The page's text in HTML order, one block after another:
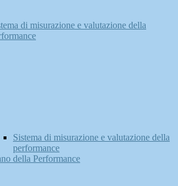
di misurazione e valutazione della
Sistema di misurazione e valutazione della
performance
della Performance